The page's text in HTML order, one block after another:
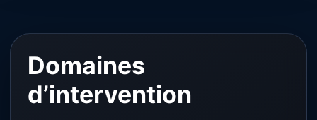
Domaines
d’intervention